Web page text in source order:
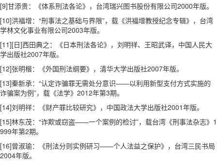
[9]甘添贵：《体系刑法各论》，台湾瑞兴图书股份有限公司2000年版。
[10]洪福增：“刑事法之基础与界限”，载《洪福增教授纪念专辑》，台湾
学林文化事业有限公司2003年版。
[11][日]西田典之：《日本刑法各论》，刘明祥、王昭武译，中国人民大
学出版社2007年版。
[12]张明楷：《外国刑法纲要》，清华大学出版社2007年版。
[13]秦新承：“认定诈骗罪无需处分意识——以利用新型支付方式实施的
诈骗案为例”，载《法学》2012年第3期。
[14]刘明祥：《财产罪比较研究》，中国政法大学出版社2001年版。
[15]林东茂：“诈欺或窃盗——一个案例的检讨”，载台湾《刑事法杂志》1
999年第2期。
[16]曾淑瑜：《刑法分则实例研习——个人法益之保护》，台湾三民书局
2004年版。